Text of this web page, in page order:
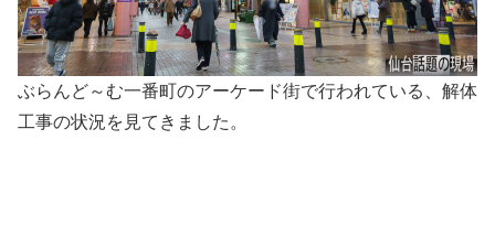
ぶらんど～む一番町のアーケード街で行われている、解体
工事の状況を見てきました。